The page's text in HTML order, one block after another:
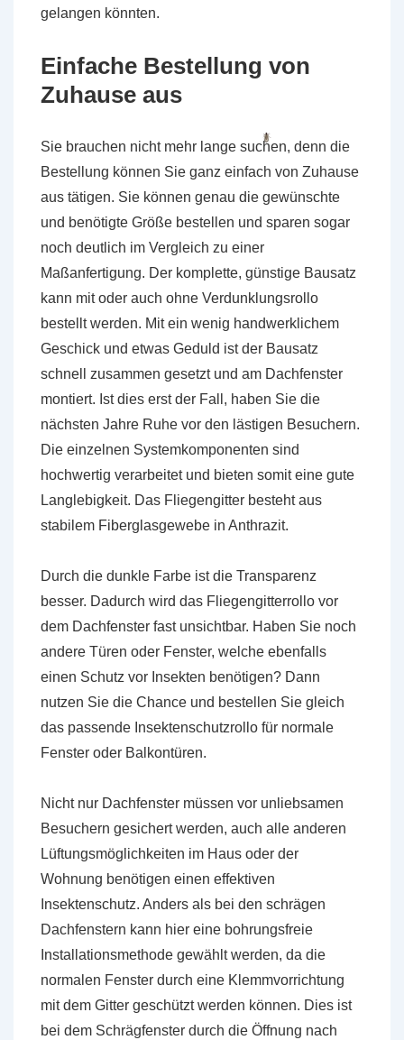
gelangen könnten.
Einfache Bestellung von
Zuhause aus
Sie brauchen nicht mehr lange suchen, denn die
Bestellung können Sie ganz einfach von Zuhause
aus tätigen. Sie können genau die gewünschte
und benötigte Größe bestellen und sparen sogar
noch deutlich im Vergleich zu einer
Maßanfertigung. Der komplette, günstige Bausatz
kann mit oder auch ohne Verdunklungsrollo
bestellt werden. Mit ein wenig handwerklichem
Geschick und etwas Geduld ist der Bausatz
schnell zusammen gesetzt und am Dachfenster
montiert. Ist dies erst der Fall, haben Sie die
nächsten Jahre Ruhe vor den lästigen Besuchern.
Die einzelnen Systemkomponenten sind
hochwertig verarbeitet und bieten somit eine gute
Langlebigkeit. Das Fliegengitter besteht aus
stabilem Fiberglasgewebe in Anthrazit.
Durch die dunkle Farbe ist die Transparenz
besser. Dadurch wird das Fliegengitterrollo vor
dem Dachfenster fast unsichtbar. Haben Sie noch
andere Türen oder Fenster, welche ebenfalls
einen Schutz vor Insekten benötigen? Dann
nutzen Sie die Chance und bestellen Sie gleich
das passende Insektenschutzrollo für normale
Fenster oder Balkontüren.
Nicht nur Dachfenster müssen vor unliebsamen
Besuchern gesichert werden, auch alle anderen
Lüftungsmöglichkeiten im Haus oder der
Wohnung benötigen einen effektiven
Insektenschutz. Anders als bei den schrägen
Dachfenstern kann hier eine bohrungsfreie
Installationsmethode gewählt werden, da die
normalen Fenster durch eine Klemmvorrichtung
mit dem Gitter geschützt werden können. Dies ist
bei dem Schrägfenster durch die Öffnung nach